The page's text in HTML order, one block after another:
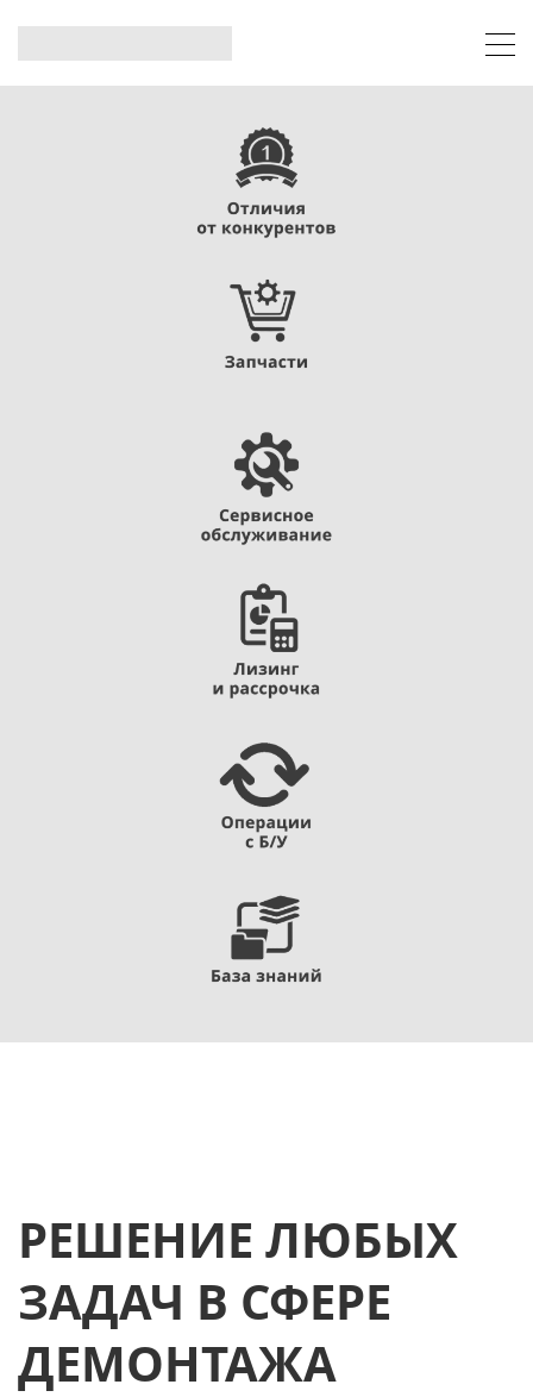
РЕШЕНИЕ ЛЮБЫХ
ЗАДАЧ В СФЕРЕ
ДЕМОНТАЖА